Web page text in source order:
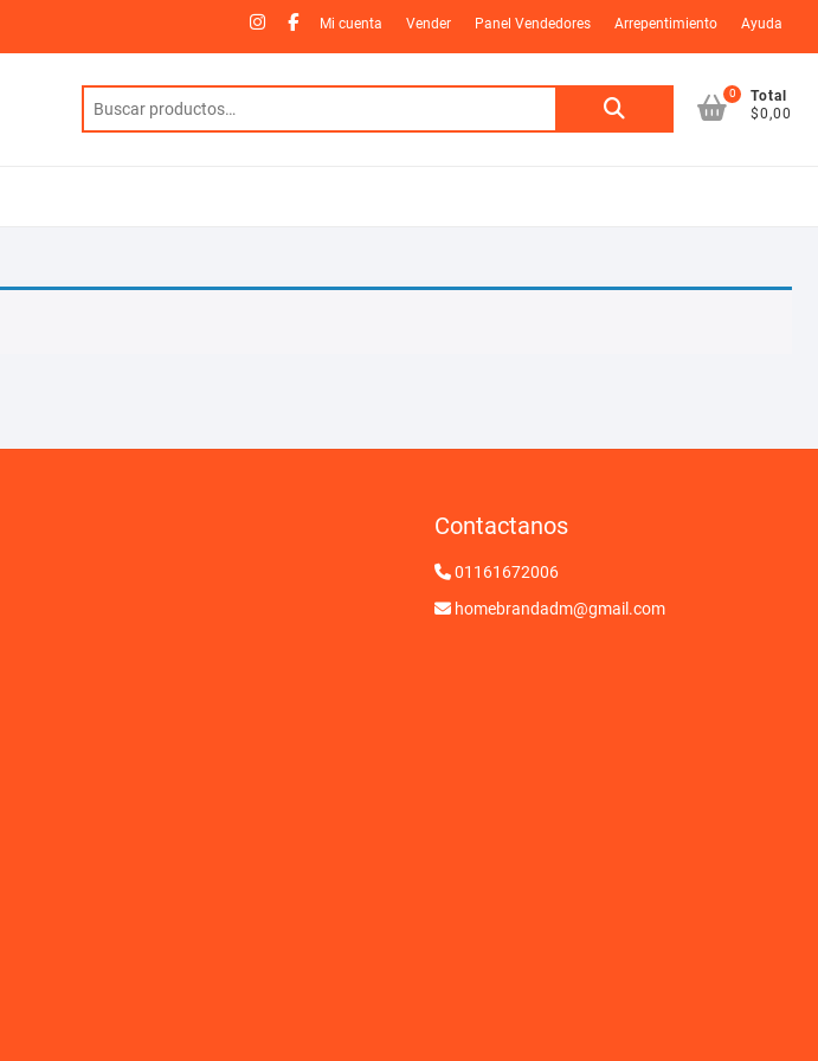
Instagram
Facebook
Mi cuenta Vender Panel Vendedores Arrepentimiento Ayuda
Buscar
0
Total
$0,00
Contactanos
01161672006
homebrandadm@gmail.com